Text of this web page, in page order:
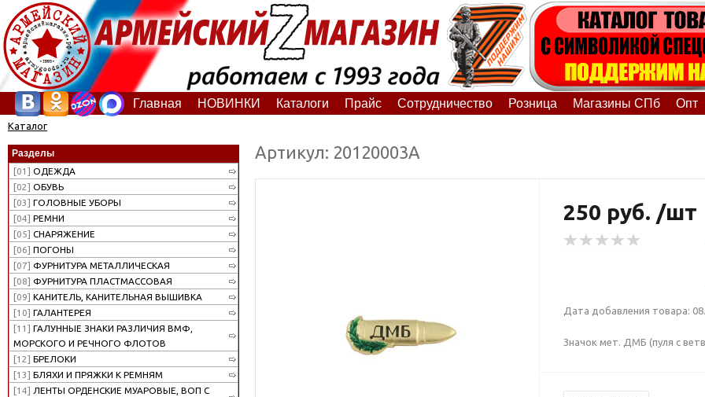
Главная НОВИНКИ Каталоги Прайс Сотрудничество Розница Магазины СПб Опт
Каталог
Разделы
[01] ОДЕЖДА
[02] ОБУВЬ
[03] ГОЛОВНЫЕ УБОРЫ
[04] РЕМНИ
[05] СНАРЯЖЕНИЕ
[06] ПОГОНЫ
[07] ФУРНИТУРА МЕТАЛЛИЧЕСКАЯ
[08] ФУРНИТУРА ПЛАСТМАССОВАЯ
[09] КАНИТЕЛЬ, КАНИТЕЛЬНАЯ ВЫШИВКА
[10] ГАЛАНТЕРЕЯ
[11] ГАЛУННЫЕ ЗНАКИ РАЗЛИЧИЯ ВМФ,
МОРСКОГО И РЕЧНОГО ФЛОТОВ
[12] БРЕЛОКИ
[13] БЛЯХИ И ПРЯЖКИ К РЕМНЯМ
[14] ЛЕНТЫ ОРДЕНСКИЕ МУАРОВЫЕ, ВОП С
Артикул: 20120003А
250 руб. /шт
Дата добавления товара:
Значок мет. ДМБ (пуля с